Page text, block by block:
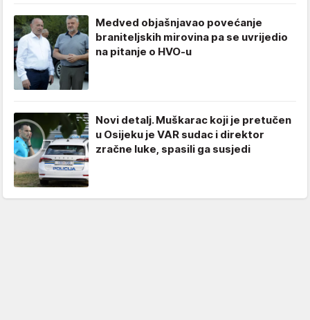
Medved objašnjavao povećanje
braniteljskih mirovina pa se uvrijedio
na pitanje o HVO-u
Novi detalj. Muškarac koji je pretučen
u Osijeku je VAR sudac i direktor
zračne luke, spasili ga susjedi